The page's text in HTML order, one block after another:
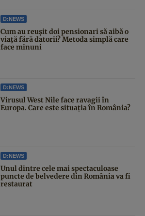
D:NEWS
Cum au reușit doi pensionari să aibă o
viață fără datorii? Metoda simplă care
face minuni
D:NEWS
Virusul West Nile face ravagii în
Europa. Care este situația în România?
D:NEWS
Unul dintre cele mai spectaculoase
puncte de belvedere din România va fi
restaurat